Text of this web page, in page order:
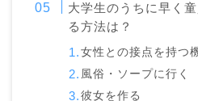
大学生のうちに早く
る方法は？
女性との接点を持つ
風俗・ソープに行く
彼女を作る